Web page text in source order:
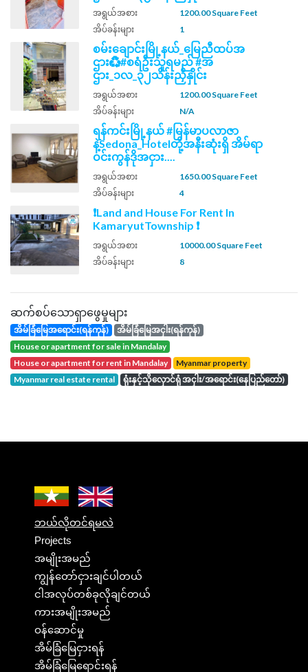
အရွယ်အစား
1200.00 Square Feet
အိပ်ခန်းများ
1
စမ်းချောင်းမြို့နယ်_မြေညီထပ်အ
ဌား♻️#စရံဦးသူရမည် #အ
ဌား_၁လ_၃၂သိန်းညှိနှိုင်း
အရွယ်အစား
1200.00 Square Feet
အိပ်ခန်းများ
N/A
ရန်ကင်းမြို့နယ် #မြန်မာပလာဇာ
နဲ့Sedona_Hotelတို့အနီးဆုံးရှိ အိမ်ရာ
ဝင်းကွန်ဒိုအငှား....
အရွယ်အစား
1650.00 Square Feet
အိပ်ခန်းများ
4
❗Land and House For Rent In
KamaryutTownship ❗
အရွယ်အစား
10000.00 Square Feet
အိပ်ခန်းများ
8
ဆက်စပ်သောရှာဖွေမှုများ
အိမ်ခြံမြေအရောင်း(ရန်ကုန်)
အိမ်ခြံမြေအငှါး(ရန်ကုန်)
house or apartment for sale in Mandalay
house or apartment for rent in Mandalay
Myanmar property
Myanmar real estate rental
ရုံးနှင့်သိုလှောင်ရုံ အငှါး/အရောင်း(နေပြည်တော်)
ဘယ်လိုတင်ရမလဲ
Projects
အမျိုးအမည်
ကျွန်တော်ငှားချင်ပါတယ်
ငါအလုပ်တစ်ခုလိုချင်တယ်
ကားအမျိုးအမည်
ဝန်ဆောင်မှု
အိမ်ခြံမြေငှားရန်
အိမ်ခြံမြေရောင်းရန်